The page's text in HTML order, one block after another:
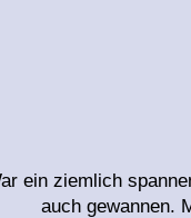
ein ziemlich
auch gewannen.